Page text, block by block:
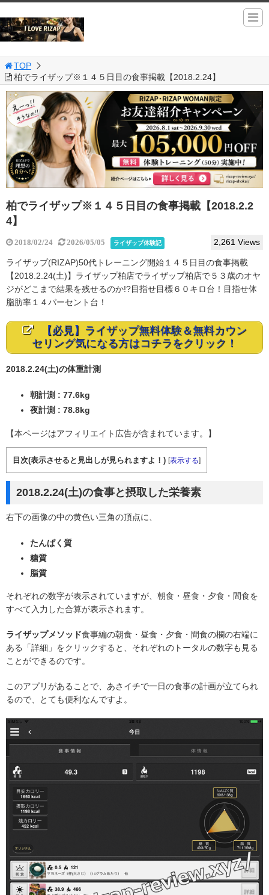
TOP
柏でライザップ※１４５日目の食事掲載【2018.2.24】
柏でライザップ※１４５日目の食事掲載【2018.2.2
4】
2018/02/24 2026/05/05 ライザップ体験記 2,261 Views
ライザップ(RIZAP)50代トレーニング開始１４５日目の食事掲載
【2018.2.24(土)】ライザップ柏店でライザップ柏店で５３歳のオヤ
ジがどこまで結果を残せるのか!?目指せ目標６０キロ台！目指せ体
脂肪率１４パーセント台！
【必見】ライザップ無料体験＆無料カウン
セリング気になる方はコチラをクリック！
2018.2.24(土)の体重計測
朝計測 : 77.6kg
夜計測 : 78.8kg
【本ページはアフィリエイト広告が含まれています。】
目次(表示させると見出しが見られますよ！) [表示する]
2018.2.24(土)の食事と摂取した栄養素
右下の画像の中の黄色い三角の頂点に、
たんぱく質
糖質
脂質
それぞれの数字が表示されていますが、朝食・昼食・夕食・間食を
すべて入力した合算が表示されます。
ライザップメソッド食事編の朝食・昼食・夕食・間食の欄の右端に
ある「詳細」をクリックすると、それぞれのトータルの数字も見る
ことができるのです。
このアプリがあることで、あさイチで一日の食事の計画が立てられ
るので、とても便利なんですよ。